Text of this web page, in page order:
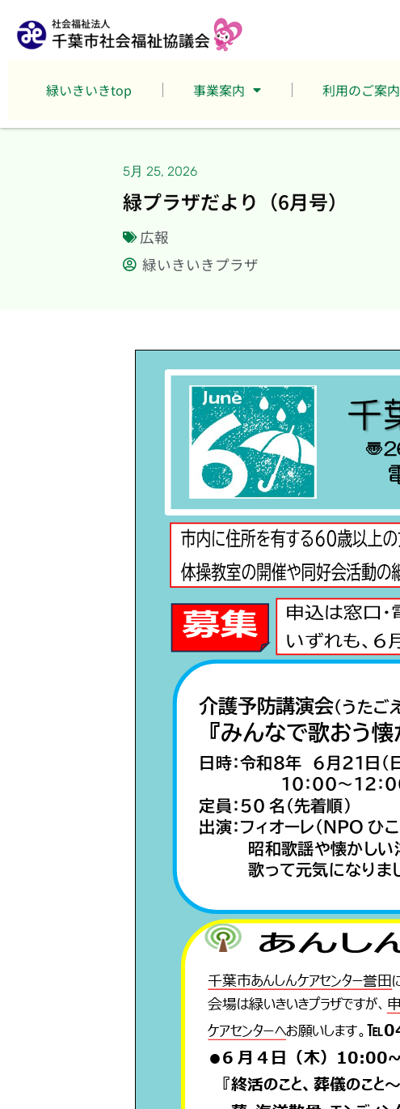
緑いきいきtop 事業案内 利用のご案内
5月 25, 2026
緑プラザだより（6月号）
広報
緑いきいきプラザ